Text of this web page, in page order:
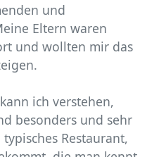
und
Eltern waren
und wollten mir das
ich verstehen,
besonders und sehr
Restaurant,